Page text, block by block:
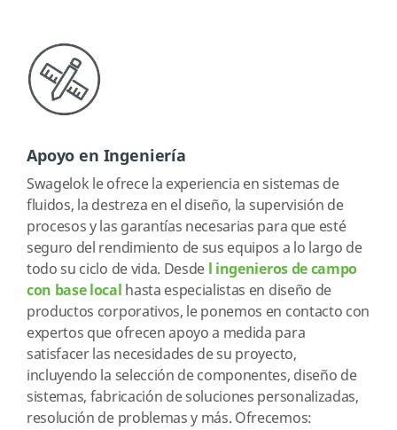
Apoyo en Ingeniería
Swagelok le ofrece la experiencia en sistemas de
fluidos, la destreza en el diseño, la supervisión de
procesos y las garantías necesarias para que esté
seguro del rendimiento de sus equipos a lo largo de
todo su ciclo de vida. Desde l ingenieros de campo
con base local hasta especialistas en diseño de
productos corporativos, le ponemos en contacto con
expertos que ofrecen apoyo a medida para
satisfacer las necesidades de su proyecto,
incluyendo la selección de componentes, diseño de
sistemas, fabricación de soluciones personalizadas,
resolución de problemas y más. Ofrecemos: